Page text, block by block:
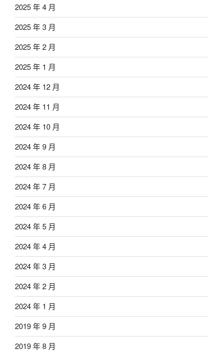
2025 年 4 月
2025 年 3 月
2025 年 2 月
2025 年 1 月
2024 年 12 月
2024 年 11 月
2024 年 10 月
2024 年 9 月
2024 年 8 月
2024 年 7 月
2024 年 6 月
2024 年 5 月
2024 年 4 月
2024 年 3 月
2024 年 2 月
2024 年 1 月
2019 年 9 月
2019 年 8 月